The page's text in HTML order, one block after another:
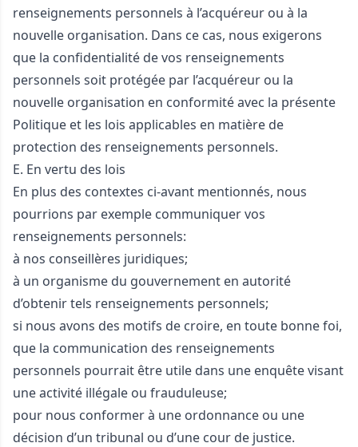
renseignements personnels à l’acquéreur ou à la
nouvelle organisation. Dans ce cas, nous exigerons
que la confidentialité de vos renseignements
personnels soit protégée par l’acquéreur ou la
nouvelle organisation en conformité avec la présente
Politique et les lois applicables en matière de
protection des renseignements personnels.
E. En vertu des lois
En plus des contextes ci-avant mentionnés, nous
pourrions par exemple communiquer vos
renseignements personnels:
à nos conseillères juridiques;
à un organisme du gouvernement en autorité
d’obtenir tels renseignements personnels;
si nous avons des motifs de croire, en toute bonne foi,
que la communication des renseignements
personnels pourrait être utile dans une enquête visant
une activité illégale ou frauduleuse;
pour nous conformer à une ordonnance ou une
décision d’un tribunal ou d’une cour de justice.